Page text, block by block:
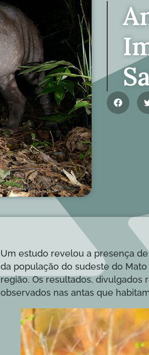
Um estudo revelou a presença
da população do sudeste do
região. Os resultados, divulgados
observados nas antas que